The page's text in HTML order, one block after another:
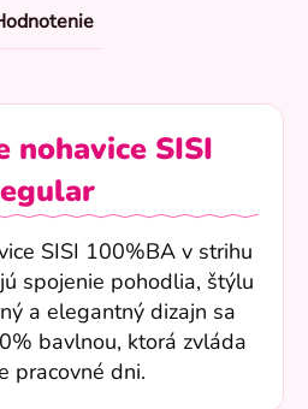
nohavice SISI
SISI 100%BA v strihu
spojenie pohodlia, štýlu
a elegantný dizajn sa
bavlnou, ktorá zvláda
pracovné dni.